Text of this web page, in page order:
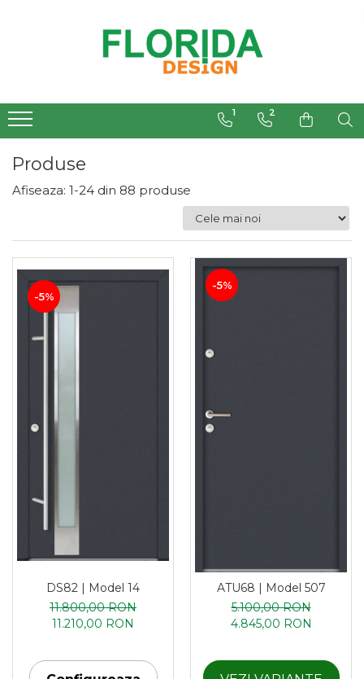
1 2
Produse
Afiseaza: 1-24 din 88 produse
-5%
DS82 | Model 14
11.800,00 RON
11.210,00 RON
-5%
ATU68 | Model 507
5.100,00 RON
4.845,00 RON